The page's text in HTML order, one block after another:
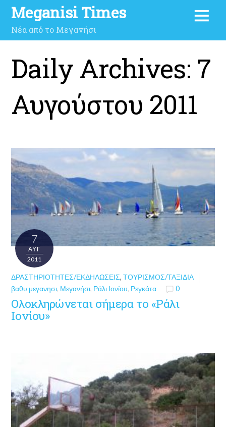
Meganisi Times
Νέα από το Μεγανήσι
Daily Archives: 7
Αυγούστου 2011
7
ΑΥΓ
2011
ΔΡΑΣΤΗΡΙΌΤΗΤΕΣ/ΕΚΔΗΛΏΣΕΙΣ,ΤΟΥΡΙΣΜΌΣ/ΤΑΞΊΔΙΑ
βαθυ μεγανησι, Μεγανήσι, Ράλι Ιονίου, Ρεγκάτα 0
Ολοκληρώνεται σήμερα το «Ράλι
Ιονίου»